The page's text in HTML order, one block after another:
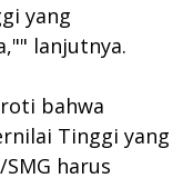
yang
lanjutnya.
bahwa
Tinggi yang
harus